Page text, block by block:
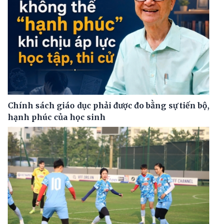
Chính sách giáo dục phải được đo bằng sự tiến bộ,
hạnh phúc của học sinh